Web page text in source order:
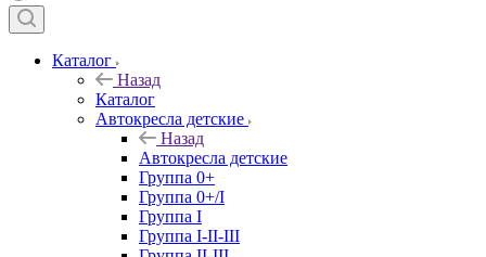
Каталог
Назад
Каталог
Автокресла детские
Назад
Автокресла детские
Группа 0+
Группа 0+/I
Группа I
Группа I-II-III